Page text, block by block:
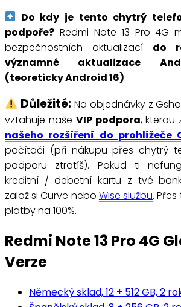
Do kdy je tento chytrý
podpoře? Redmi Note 13 Pro 4G
bezpečnostních aktualizací do
významné aktualizace
(teoreticky Android 16).
Důležité: Na objednávky z
vztahuje naše VIP podpora, kterou
našeho rozšíření do prohlížeče
počítači (při nákupu přes chytrý
podporu ztratíš). Pokud ti
kreditní / debetní kartu z tvé
založ si Curve nebo Wise službu.
platby na 100%.
Redmi Note 13 Pro 4G
Verze
Německý sklad, 12 + 512 GB, 2